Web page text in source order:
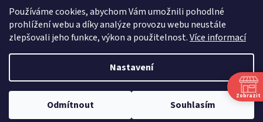
Používáme cookies, abychom Vám umožnili pohodlné
prohlížení webu a díky analýze provozu webu neustále
zlepšovali jeho funkce, výkon a použitelnost.Více informací
Nastavení
Odmítnout Souhlasím
Omlouváme se, ale všechny srpnové soboty budeme mít zavřeno.
Young Indiana Jones a poklad na plantáži (A)
Hodnocení produktu je 5 z 5 hvězdiček.
|
Remedio Digital|Zbyněk Svoboda
Vytvořil
Shoptet
Copyright 2026Arkham. Všechna práva vyhrazena.
Zobrazit